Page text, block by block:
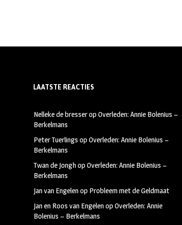
LAATSTE REACTIES
Nelleke de bresseropOverleden: Annie Bolenius –
Berkelmans
Peter Tuerlings opOverleden: Annie Bolenius –
Berkelmans
Twan de JonghopOverleden: Annie Bolenius –
Berkelmans
Jan van Engelenop Probleem met de Geldmaat
Jan en Roos van EngelenopOverleden: Annie
Bolenius – Berkelmans